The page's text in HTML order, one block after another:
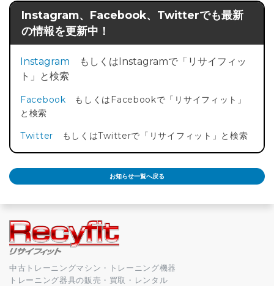
Instagram、Facebook、Twitterでも最新
の情報を更新中！
Instagram もしくはInstagramで「リサイフィッ
ト」と検索
Facebook もしくはFacebookで「リサイフィット」
と検索
Twitter もしくはTwitterで「リサイフィット」と検索
お知らせ一覧へ戻る
中古トレーニングマシン・トレーニング機器
トレーニング器具の販売・買取・レンタル